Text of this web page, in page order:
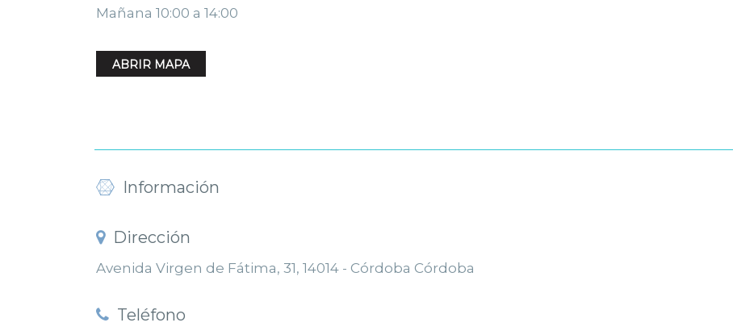
Mañana 10:00 a 14:00
ABRIR MAPA
Información
Dirección
Avenida Virgen de Fátima, 31, 14014 - Córdoba Córdoba
Teléfono